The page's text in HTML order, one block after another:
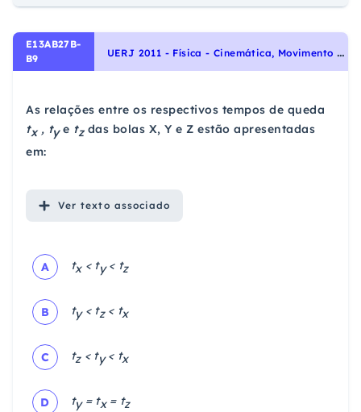
E13AB27B-
B9
U
ERJ 2011 - Física - Cinemática, Movimento Retilíneo Uniforme
As relações entre os respectivos tempos de queda
tx, tye tzdas bolas X, Y e Z estão apresentadas
em:
Ver texto associado
A tx< ty< tz
B ty< tz< tx
C tz< ty< tx
D ty = tx = tz